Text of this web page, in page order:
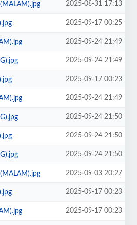
2025-08-31 17:13
2025-09-17 00:25
2025-09-24 21:49
2025-09-24 21:49
2025-09-17 00:23
2025-09-24 21:49
2025-09-24 21:50
2025-09-24 21:50
2025-09-24 21:50
2025-09-03 20:27
2025-09-17 00:23
2025-09-17 00:23